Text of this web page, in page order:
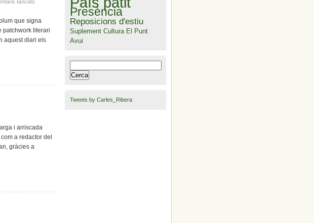
tancats
Cuyàs
que signa
patchwork literari
aquest diari els
i arriscada
a redactor del
gràcies a
Presència
Reposicions d'estiu
Suplement Cultura El Punt
Avui
Tweets by Carles_Ribera